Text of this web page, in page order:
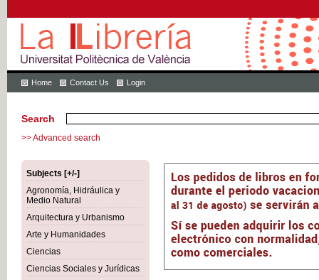
Home Contact Us Login
Search
>> Advanced search
Subjects [+/-]
Agronomía, Hidráulica y
Medio Natural
Arquitectura y Urbanismo
Arte y Humanidades
Ciencias
Ciencias Sociales y Jurídicas